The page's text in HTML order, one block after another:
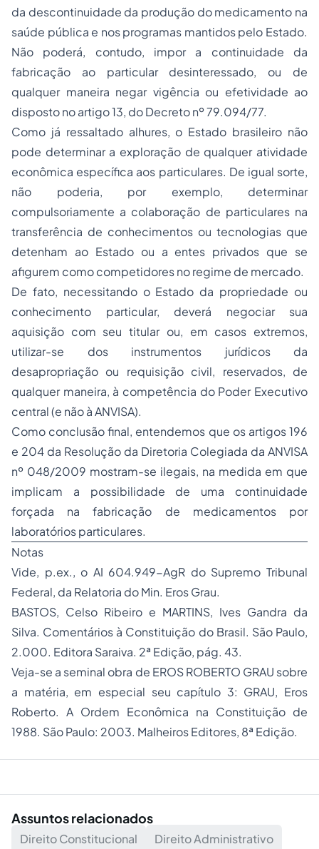
da descontinuidade da produção do medicamento na
saúde pública e nos programas mantidos pelo Estado.
Não poderá, contudo, impora continuidade da
fabricação ao particular desinteressado, ou de
qualquer maneira negar vigência ou efetividade ao
disposto no artigo 13, do Decreto nº 79.094/77.
Como já ressaltado alhures, o Estado brasileiro não
pode determinara exploração de qualquer atividade
econômica específica aos particulares. De igual sorte,
não poderia, por exemplo, determinar
compulsoriamente a colaboração de particulares na
transferência de conhecimentos ou tecnologias que
detenham ao Estado ou a entes privados que se
afigurem como competidores no regime de mercado.
De fato, necessitando o Estado da propriedade ou
conhecimento particular, deverá negociar sua
aquisição com seu titular ou, em casos extremos,
utilizar-se dos instrumentos jurídicos da
desapropriação ou requisição civil, reservados, de
qualquer maneira, à competência do Poder Executivo
central (e não à ANVISA).
Como conclusão final, entendemos que os artigos 196
e 204 da Resolução da Diretoria Colegiada da ANVISA
nº 048/2009 mostram-se ilegais, na medida em que
implicam a possibilidade de uma continuidade
forçada na fabricação de medicamentos por
laboratórios particulares.
Notas
Vide, p.ex., o AI 604.949-AgR do Supremo Tribunal
Federal, da Relatoria do Min. Eros Grau.
BASTOS, Celso Ribeiro e MARTINS, Ives Gandra da
Silva. Comentários à Constituição do Brasil. São Paulo,
2.000. Editora Saraiva. 2ª Edição, pág. 43.
Veja-se a seminal obra de EROS ROBERTO GRAU sobre
a matéria, em especial seu capítulo 3: GRAU, Eros
Roberto. A Ordem Econômica na Constituição de
1988. São Paulo: 2003. Malheiros Editores, 8ª Edição.
Assuntos relacionados
Direito Constitucional Direito Administrativo